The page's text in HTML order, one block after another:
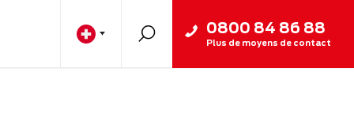
0800 84 86 88
Plus de moyens de contact